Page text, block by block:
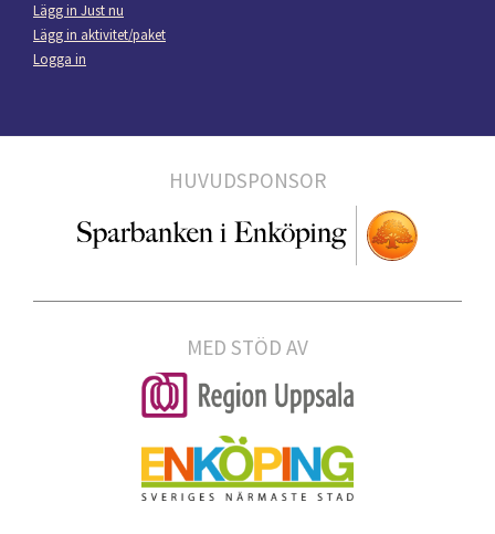
Lägg in Just nu
Lägg in aktivitet/paket
Logga in
HUVUDSPONSOR
MED STÖD AV